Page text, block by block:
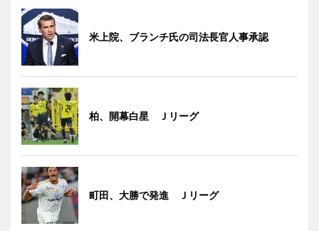
米上院、ブランチ氏の司法長官人事承認
柏、開幕白星 Ｊリーグ
町田、大勝で発進 Ｊリーグ